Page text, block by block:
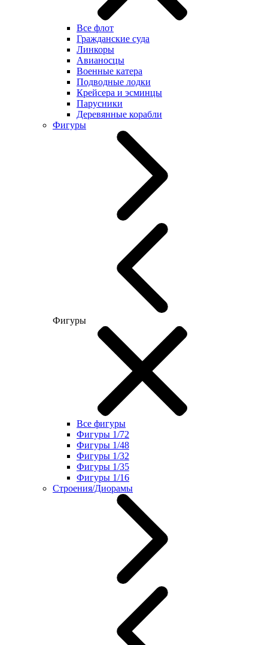
Все флот
Гражданские суда
Линкоры
Авианосцы
Военные катера
Подводные лодки
Крейсера и эсминцы
Парусники
Деревянные корабли
Фигуры
Фигуры
Все фигуры
Фигуры 1/72
Фигуры 1/48
Фигуры 1/32
Фигуры 1/35
Фигуры 1/16
Строения/Диорамы